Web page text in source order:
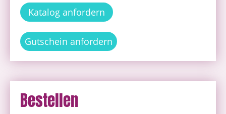
Katalog anfordern
Gutschein anfordern
Bestellen